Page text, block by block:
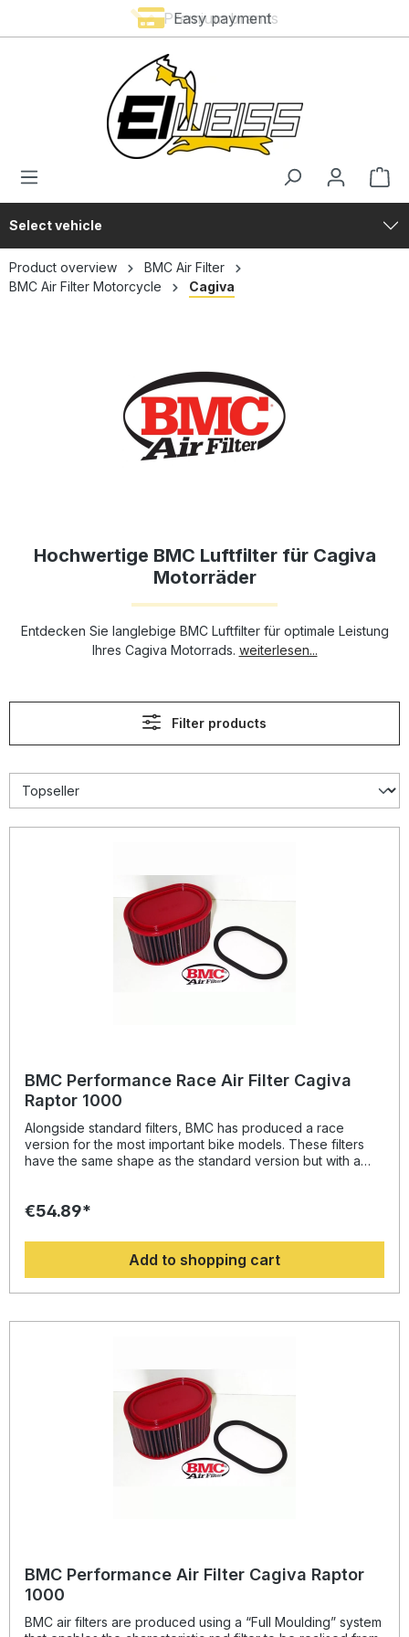
Premium brands
Easy payment
Select vehicle
Product overview
BMC Air Filter
BMC Air Filter Motorcycle
Cagiva
Hochwertige BMC Luftfilter für Cagiva
Motorräder
Entdecken Sie langlebige BMC Luftfilter für optimale Leistung
Ihres Cagiva Motorrads. weiterlesen...
Filter products
BMC Performance Race Air Filter Cagiva
Raptor 1000
Alongside standard filters, BMC has produced a race
version for the most important bike models. These filters
have the same shape as the standard version but with a
filtering properties. BMC RACE filters are for people who
and want to improve the engine by upgrading other bike
parts. With this filter they can find the best balance for a
bike aiming for the top. BMC RACE filters are identified by
an orange line inside the filtering body.suitable for: Cagiva
are successfully used for example in the Endurance World
success to success, including big names such as Yart,
Aprilia Factory Team SBK or naturally factory Yamaha team
Moto GP and many more .....
€54.89*
Add to shopping cart
BMC Performance Air Filter Cagiva Raptor
1000
BMC air filters are produced using a “Full Moulding” system